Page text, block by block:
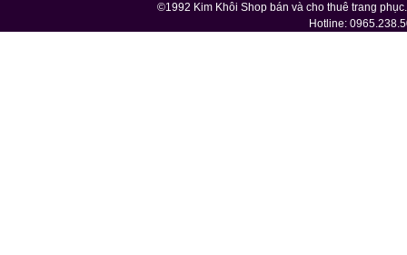
©1992 Kim Khôi Shop bán và cho thuê trang
Hotline: